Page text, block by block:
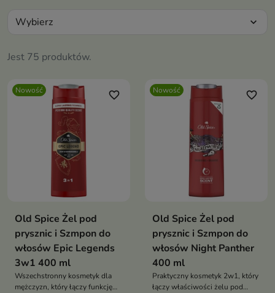
Jest 75 produktów.
Wybierz expand_more
Nowość favorite_border
Old Spice Żel pod
prysznic i Szmpon do
włosów Epic Legends
3w1 400 ml
Wszechstronny kosmetyk dla
mężczyzn, który łączy funkcję
Nowość favorite_border
Old Spice Żel pod
prysznic i Szmpon do
włosów Night Panther
400 ml
Praktyczny kosmetyk 2w1, który
łączy właściwości żelu pod